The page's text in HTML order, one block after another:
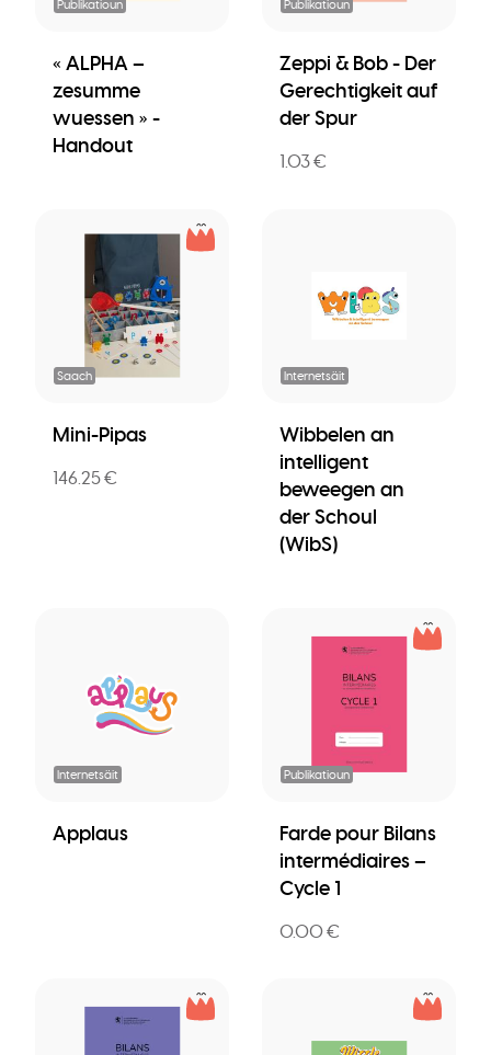
Publikatioun
« ALPHA –
zesumme
wuessen » -
Handout
Publikatioun
Zeppi & Bob - Der
Gerechtigkeit auf
der Spur
1.03 €
Saach
Mini-Pipas
146.25 €
Internetsäit
Wibbelen an
intelligent
beweegen an
der Schoul
(WibS)
Internetsäit
Applaus
Publikatioun
Farde pour Bilans
intermédiaires –
Cycle 1
0.00 €